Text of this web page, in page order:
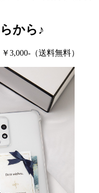
から♪
￥3,000-（送料無料）